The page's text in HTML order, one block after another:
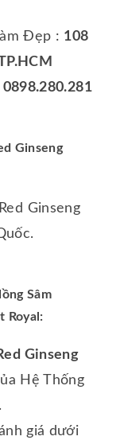
Đẹp : 108
0898.280.281
Ginseng
Ginseng
Sâm
Royal:
Ginseng
Hệ Thống
giá dưới